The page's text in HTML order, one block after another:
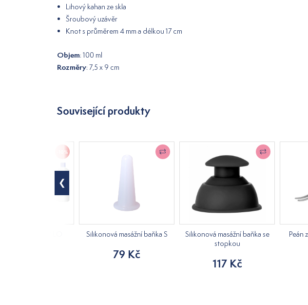
Lihový kahan ze skla
Šroubový uzávěr
Knot s průměrem 4 mm a délkou 17 cm
Objem: 100 ml
Rozměry: 7,5 x 9 cm
Související produkty
-10%
Silikonová masážní baňka S
79 Kč
Silikonová masážní baňka se
stopkou
117 Kč
Peán